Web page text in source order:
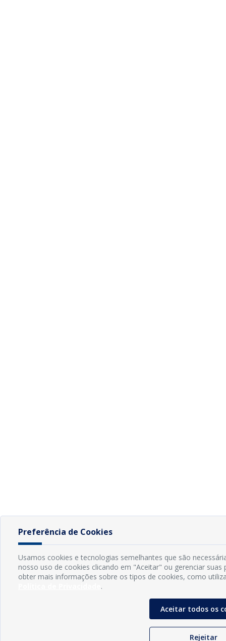
Preferência de Cookies
Usamos cookies e tecnologias semelhantes que são
nosso uso de cookies clicando em "Aceitar" ou gerenciar suas
obter mais informações sobre os tipos de cookies, como
.
Aceitar todos os
Rejeitar